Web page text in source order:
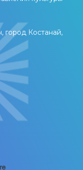
город Костанай,